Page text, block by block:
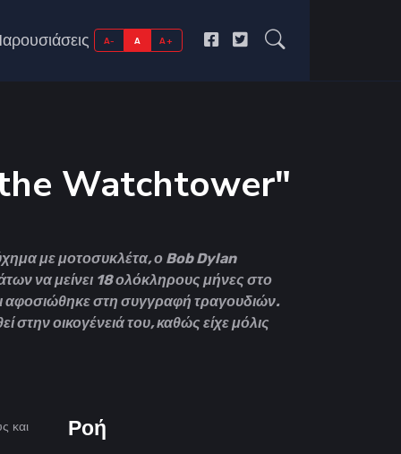
A- A A+
Watchtower"
με μοτοσυκλέτα, ο Bob Dylan
να μείνει 18 ολόκληρους μήνες στο
αφοσιώθηκε στη συγγραφή τραγουδιών.
στην οικογένειά του, καθώς είχε μόλις
και Ροή